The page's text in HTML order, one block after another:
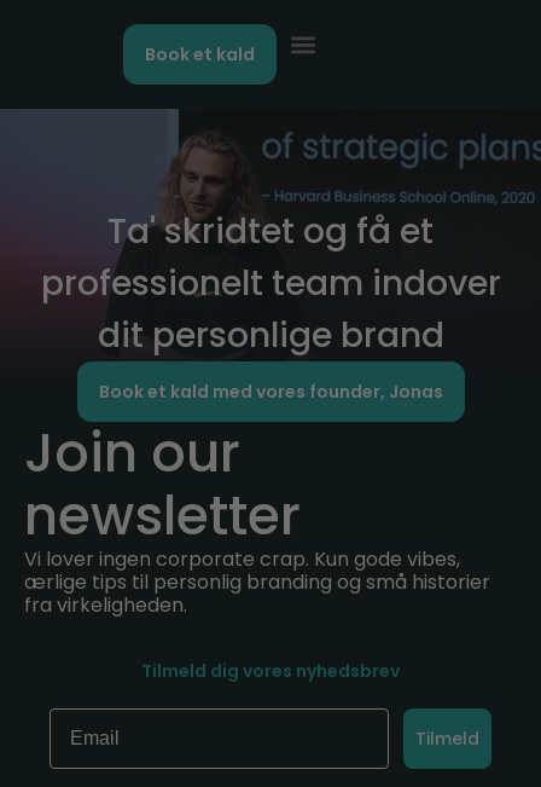
Book et kald
Ta' skridtet og få et
professionelt team indover
dit personlige brand
Book et kald med vores founder, Jonas
Join our
newsletter
Vi lover ingen corporate crap. Kun gode vibes,
ærlige tips til personlig branding og små historier
fra virkeligheden.
Tilmeld dig vores nyhedsbrev
Email
Tilmeld